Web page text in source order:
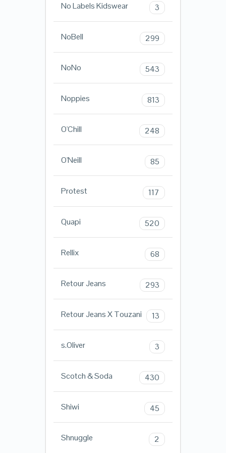
No Labels Kidswear 3
NoBell 299
NoNo 543
Noppies 813
O'Chill 248
O'Neill 85
Protest 117
Quapi 520
Rellix 68
Retour Jeans 293
Retour Jeans X Touzani 13
s.Oliver 3
Scotch & Soda 430
Shiwi 45
Shnuggle 2